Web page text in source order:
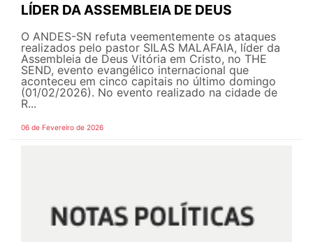
LÍDER DA ASSEMBLEIA DE DEUS
O ANDES-SN refuta veementemente os ataques
realizados pelo pastor SILAS MALAFAIA, líder da
Assembleia de Deus Vitória em Cristo, no THE
SEND, evento evangélico internacional que
aconteceu em cinco capitais no último domingo
(01/02/2026). No evento realizado na cidade de
R...
06 de Fevereiro de 2026